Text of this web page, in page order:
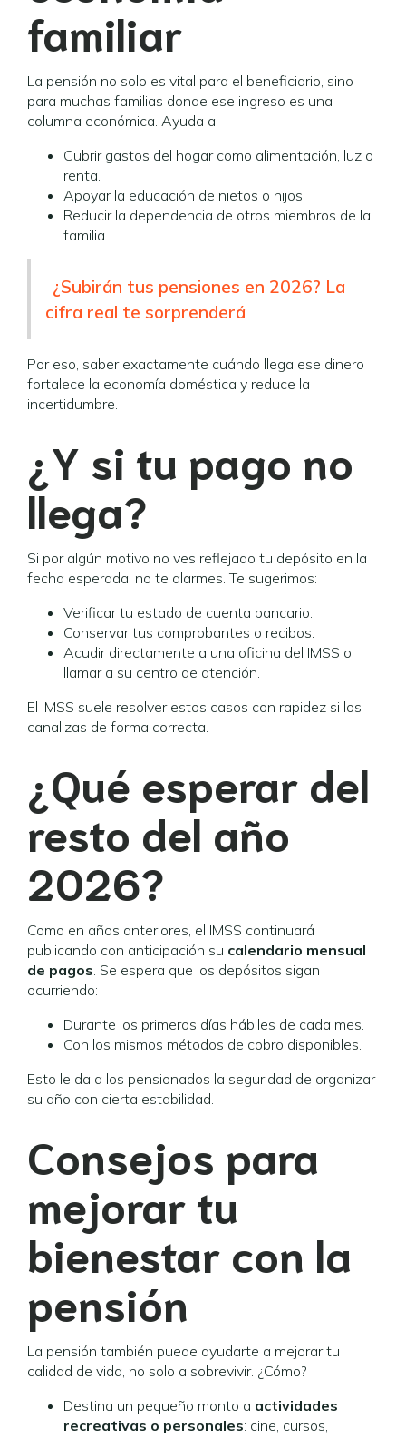
familiar
La pensión no solo es vital para el beneficiario, sino
para muchas familias donde ese ingreso es una
columna económica. Ayuda a:
Cubrir gastos del hogar como alimentación, luz o
renta.
Apoyar la educación de nietos o hijos.
Reducir la dependencia de otros miembros de la
familia.
¿Subirán tus pensiones en 2026? La
cifra real te sorprenderá
Por eso, saber exactamente cuándo llega ese dinero
fortalece la economía doméstica y reduce la
incertidumbre.
¿Y si tu pago no
llega?
Si por algún motivo no ves reflejado tu depósito en la
fecha esperada, no te alarmes. Te sugerimos:
Verificar tu estado de cuenta bancario.
Conservar tus comprobantes o recibos.
Acudir directamente a una oficina del IMSS o
llamar a su centro de atención.
El IMSS suele resolver estos casos con rapidez si los
canalizas de forma correcta.
¿Qué esperar del
resto del año
2026?
Como en años anteriores, el IMSS continuará
publicando con anticipación su calendario mensual
de pagos. Se espera que los depósitos sigan
ocurriendo:
Durante los primeros días hábiles de cada mes.
Con los mismos métodos de cobro disponibles.
Esto le da a los pensionados la seguridad de organizar
su año con cierta estabilidad.
Consejos para
mejorar tu
bienestar con la
pensión
La pensión también puede ayudarte a mejorar tu
calidad de vida, no solo a sobrevivir. ¿Cómo?
Destina un pequeño monto a actividades
recreativas o personales: cine, cursos,